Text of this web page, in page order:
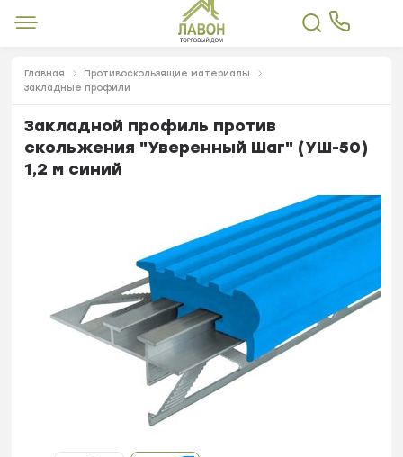
Главная
Противоскользящие материалы
Закладные профили
Закладной профиль против
скольжения "Уверенный Шаг" (УШ-50)
1,2 м синий